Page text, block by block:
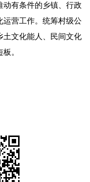
有条件的乡镇、行政
运营工作。统筹村级公
土文化能人、民间文化
。